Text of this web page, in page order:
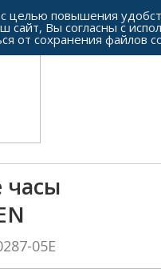
г. Челябинска
часы
05E
целью повышения
сайт, Вы согласны с
от сохранения файлов